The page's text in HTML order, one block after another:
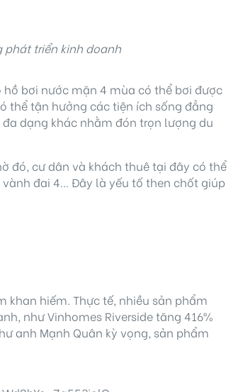
triển kinh doanh
hồ bơi nước mặn 4 mùa có thể bơi được
thể tận hưởng các tiện ích sống đẳng
dạng khác nhằm đón trọn lượng du
đó, cư dân và khách thuê tại đây có thể
vành đai 4… Đây là yếu tố then chốt giúp
khan hiếm. Thực tế, nhiều sản phẩm
như Vinhomes Riverside tăng 416%
anh Mạnh Quân kỳ vọng, sản phẩm